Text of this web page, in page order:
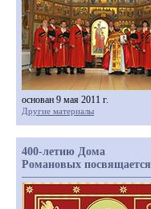
основан 9 мая 2011 г.
Другие материалы
400-летию Дома
Романовых посвящается